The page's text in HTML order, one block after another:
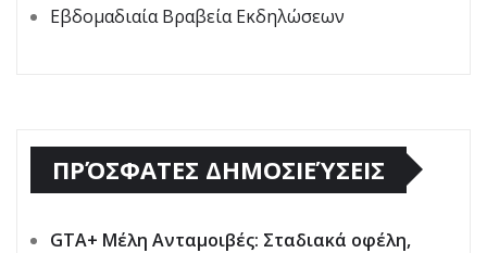
Εβδομαδιαία Βραβεία Εκδηλώσεων
ΠΡΌΣΦΑΤΕΣ ΔΗΜΟΣΙΕΎΣΕΙΣ
GTA+ Μέλη Ανταμοιβές: Σταδιακά οφέλη,